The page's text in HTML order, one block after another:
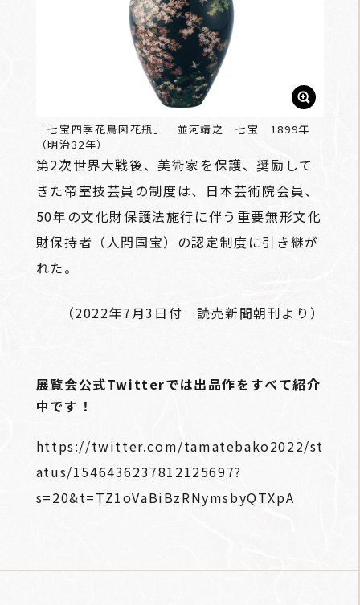
「七宝四季花鳥図花瓶」 並河靖之 七宝 1899年
（明治32年）
第2次世界大戦後、美術家を保護、奨励して
きた帝室技芸員の制度は、日本芸術院会員、
50年の文化財保護法施行に伴う重要無形文化
財保持者（人間国宝）の認定制度に引き継が
れた。
（2022年7月3日付 読売新聞朝刊より）
展覧会公式Twitterでは出品作をすべて紹介
中です！
https://twitter.com/tamatebako2022/st
atus/1546436237812125697?
s=20&t=TZ1oVaBiBzRNymsbyQTXpA